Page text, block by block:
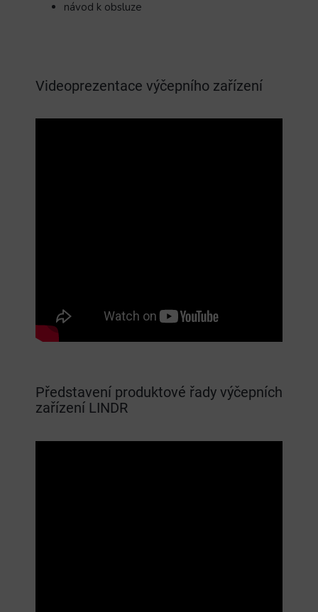
návod k obsluze
Videoprezentace výčepního zařízení
Představení produktové řady výčepních
zařízení LINDR